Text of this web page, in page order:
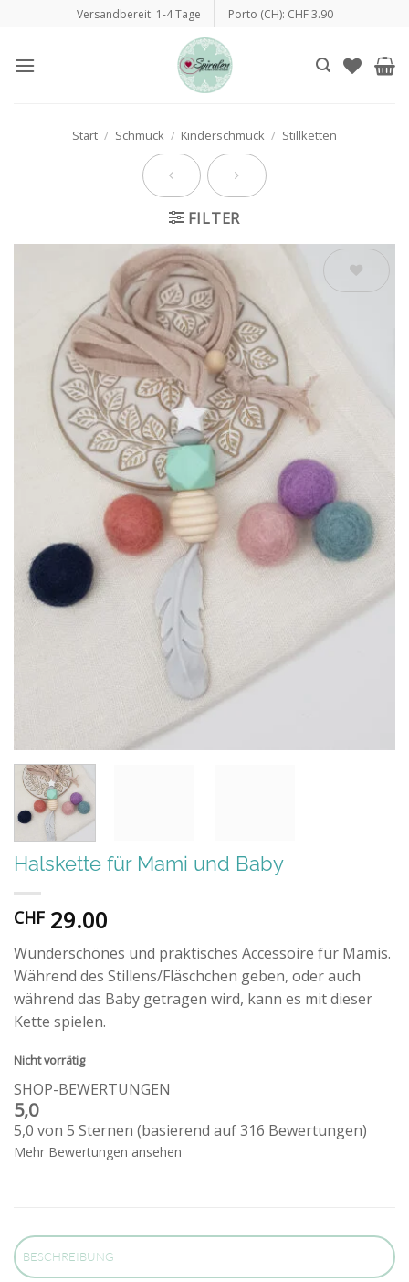
springen
Versandbereit: 1-4 Tage Porto (CH): CHF 3.90
Start / Schmuck / Kinderschmuck / Stillketten
FILTER
Halskette für Mami und Baby
CHF 29.00
Wunderschönes und praktisches Accessoire für Mamis.
Während des Stillens/Fläschchen geben, oder auch
während das Baby getragen wird, kann es mit dieser
Kette spielen.
Nicht vorrätig
SHOP-BEWERTUNGEN
5,0
5,0 von 5 Sternen (basierend auf 316 Bewertungen)
Mehr Bewertungen ansehen
BESCHREIBUNG